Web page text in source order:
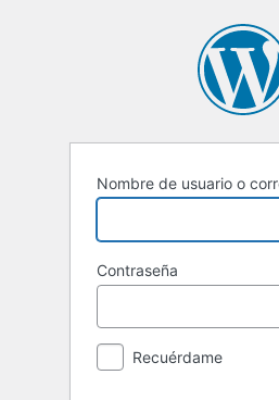
Nombre de usuario o
Contraseña
Recuérdame